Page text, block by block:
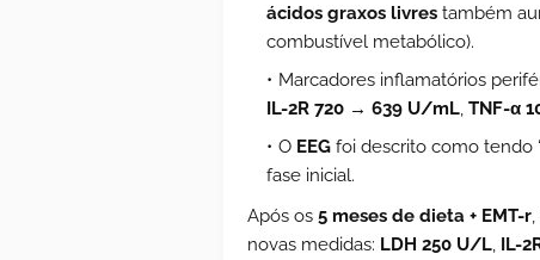
ácidos graxos livres também
combustível metabólico).
Marcadores inflamatórios
IL-2R 720 → 639 U/mL, TNF-α
O EEG foi descrito como tendo
fase inicial.
Após os 5 meses de dieta + EMT-r
novas medidas: LDH 250 U/L, IL-